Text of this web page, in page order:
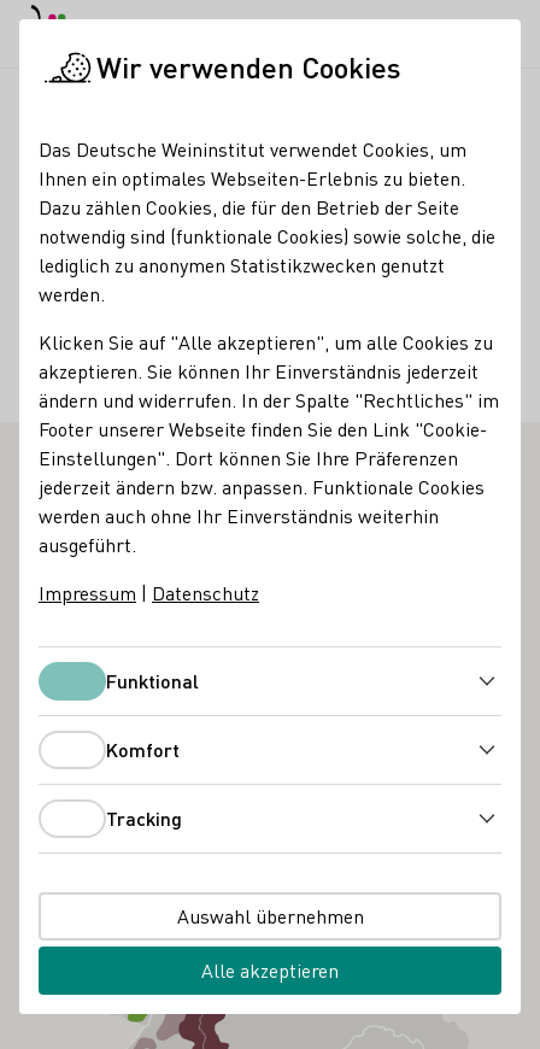
Frank John
Kontakt
67435 Neustadt an der Weinstraße-Königsbach
Hirschhornring 34 Pfalz Deutschland
Wir verwenden Cookies
Das Deutsche Weininstitut verwendet Cookies, um
Ihnen ein optimales Webseiten-Erlebnis zu bieten.
Dazu zählen Cookies, die für den Betrieb der Seite
notwendig sind (funktionale Cookies) sowie solche, die
lediglich zu anonymen Statistikzwecken genutzt
werden.
Klicken Sie auf "Alle akzeptieren", um alle Cookies zu
akzeptieren. Sie können Ihr Einverständnis jederzeit
ändern und widerrufen. In der Spalte "Rechtliches" im
Footer unserer Webseite finden Sie den Link "Cookie-
Einstellungen". Dort können Sie Ihre Präferenzen
jederzeit ändern bzw. anpassen. Funktionale Cookies
werden auch ohne Ihr Einverständnis weiterhin
ausgeführt.
Impressum | Datenschutz
FunktionalFunktional
Komfort
Tracking
Auswahl übernehmen
Alle akzeptieren